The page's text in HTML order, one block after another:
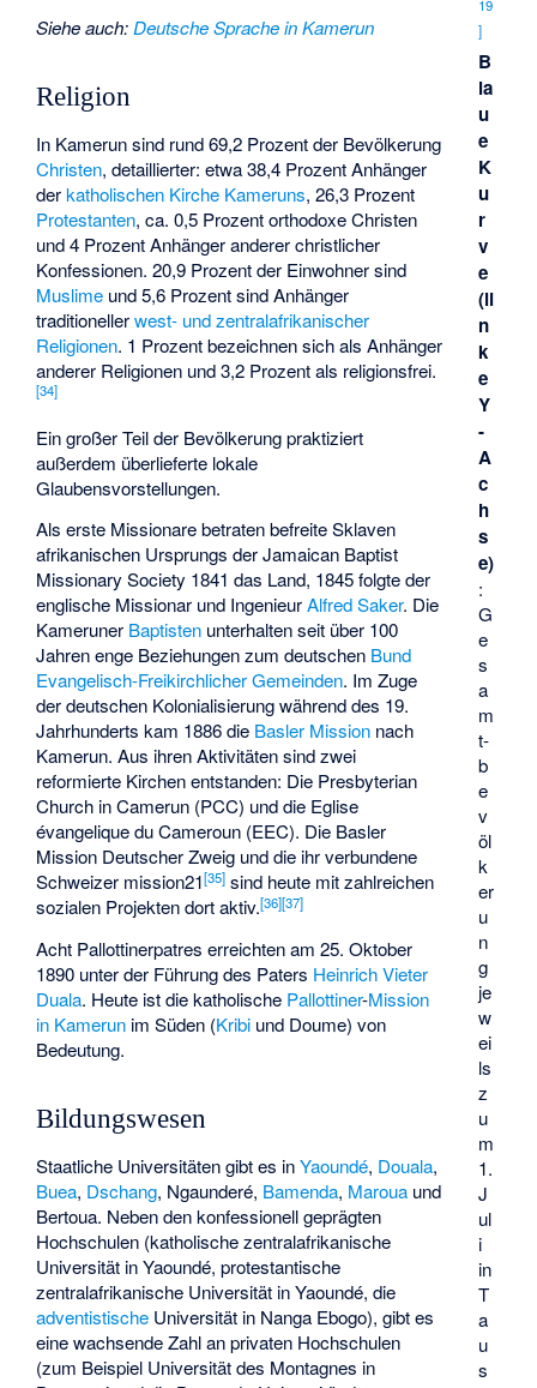
19
]
B
la
u
e
K
u
r
v
e
(li
n
k
e
Y
-
A
c
h
s
e)
:
G
e
s
a
m
t­
b
e
v
öl
k
er
u
n
g
je
w
ei
ls
z
u
m
1.
J
ul
i
in
T
a
u
s
Siehe auch:Deutsche Sprache in Kamerun
Religion
In Kamerun sind rund 69,2 Prozent der Bevölkerung
Christen, detaillierter: etwa 38,4 Prozent Anhänger
derkatholischen Kirche Kameruns, 26,3 Prozent
Protestanten, ca. 0,5 Prozent orthodoxe Christen
und 4 Prozent Anhänger anderer christlicher
Konfessionen. 20,9 Prozent der Einwohner sind
Muslime und 5,6 Prozent sind Anhänger
traditionellerwest- und zentralafrikanischer
Religionen. 1 Prozent bezeichnen sich als Anhänger
anderer Religionen und 3,2 Prozent als religionsfrei.
[34]
Ein großer Teil der Bevölkerung praktiziert
außerdem überlieferte lokale
Glaubensvorstellungen.
Als erste Missionare betraten befreite Sklaven
afrikanischen Ursprungs der Jamaican Baptist
Missionary Society 1841 das Land, 1845 folgte der
englische Missionar und IngenieurAlfred Saker. Die
Kameruner Baptisten unterhalten seit über 100
Jahren enge Beziehungen zum deutschen Bund
Evangelisch-Freikirchlicher Gemeinden. Im Zuge
der deutschen Kolonialisierung während des 19.
Jahrhunderts kam 1886 die Basler Mission nach
Kamerun. Aus ihren Aktivitäten sind zwei
reformierte Kirchen entstanden: Die Presbyterian
Church in Camerun (PCC) und die Eglise
évangelique du Cameroun (EEC). Die Basler
Mission Deutscher Zweig und die ihr verbundene
Schweizer mission21[35] sind heute mit zahlreichen
sozialen Projekten dort aktiv.[36][37]
Acht Pallottinerpatres erreichten am 25. Oktober
1890 unter der Führung des Paters Heinrich Vieter
Duala. Heute ist die katholische Pallottiner-Mission
in Kamerun im Süden (Kribi und Doume) von
Bedeutung.
Bildungswesen
Staatliche Universitäten gibt es inYaoundé, Douala,
Buea, Dschang, Ngaunderé, Bamenda, Maroua und
Bertoua. Neben den konfessionell geprägten
Hochschulen (katholische zentralafrikanische
Universität in Yaoundé, protestantische
zentralafrikanische Universität in Yaoundé, die
adventistische Universität in Nanga Ebogo), gibt es
eine wachsende Zahl an privaten Hochschulen
(zum Beispiel Universität des Montagnes in